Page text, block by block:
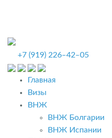
+7 (919) 226‒42‒05
Главная
Визы
ВНЖ
ВНЖ Болгарии
ВНЖ Испании